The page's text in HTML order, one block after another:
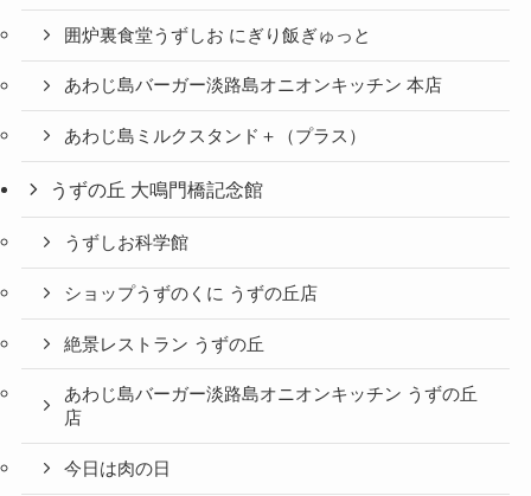
囲炉裏食堂うずしお にぎり飯ぎゅっと
あわじ島バーガー淡路島オニオンキッチン 本店
あわじ島ミルクスタンド＋（プラス）
うずの丘 大鳴門橋記念館
うずしお科学館
ショップうずのくに うずの丘店
絶景レストラン うずの丘
あわじ島バーガー淡路島オニオンキッチン うずの丘
店
今日は肉の日